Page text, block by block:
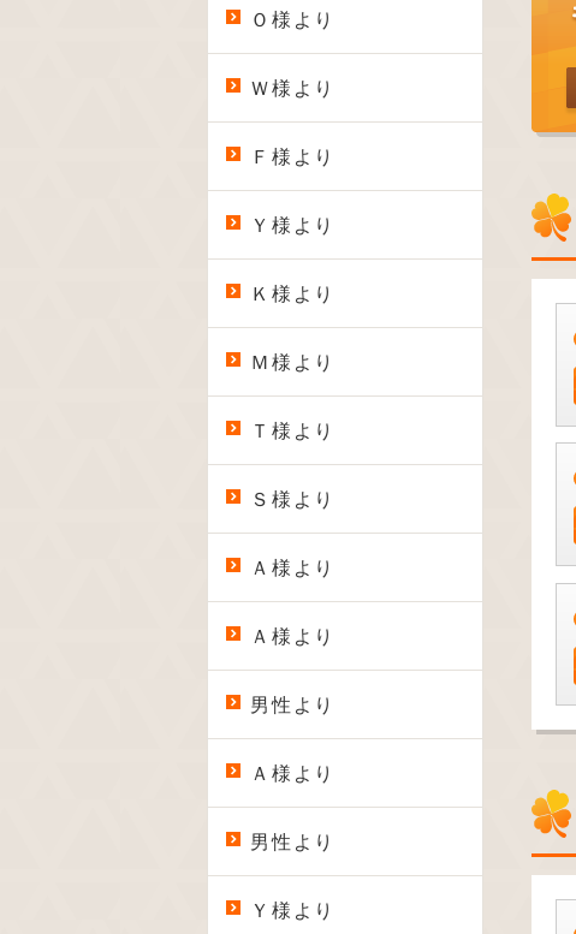
Ｏ様より
Ｗ様より
Ｆ様より
Ｙ様より
Ｋ様より
Ｍ様より
Ｔ様より
Ｓ様より
Ａ様より
Ａ様より
男性より
Ａ様より
男性より
Ｙ様より